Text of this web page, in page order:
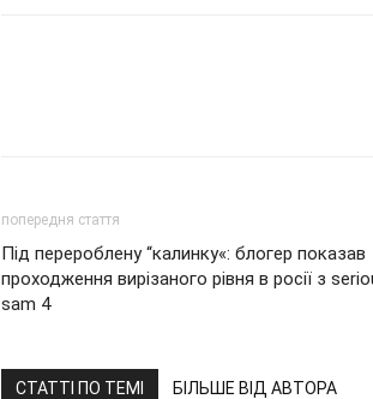
попередня стаття
Під перероблену “калинку«: блогер показав
проходження вирізаного рівня в росії з
sam 4
СТАТТІ ПО ТЕМІ БІЛЬШЕ ВІД АВТОРА